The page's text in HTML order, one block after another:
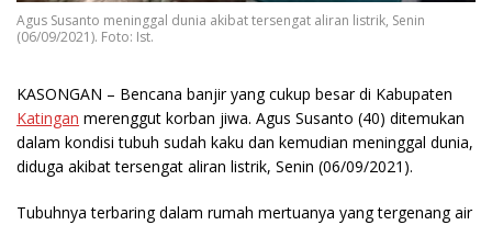
Agus Susanto meninggal dunia akibat tersengat aliran listrik, Senin
(06/09/2021). Foto: Ist.
KASONGAN – Bencana banjir yang cukup besar di Kabupaten
Katingan merenggut korban jiwa. Agus Susanto (40) ditemukan
dalam kondisi tubuh sudah kaku dan kemudian meninggal dunia,
diduga akibat tersengat aliran listrik, Senin (06/09/2021).
Tubuhnya terbaring dalam rumah mertuanya yang tergenang air